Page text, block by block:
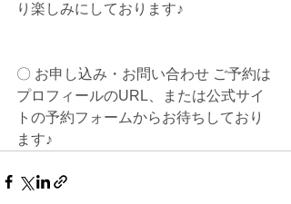
り楽しみにしております♪
〇 お申し込み・お問い合わせ ご予約は
プロフィールのURL、または公式サイ
トの予約フォームからお待ちしており
ます♪